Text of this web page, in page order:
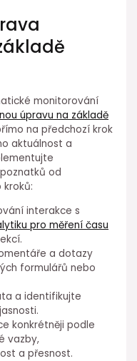
monitorování
úpravu na základě
na předchozí krok
aktuálnost a
od
interakce s
pro měření času
a⁣ dotazy⁢
formulářů nebo
a identifikujte
konkrétněji podle
vazby,
a přesnost.